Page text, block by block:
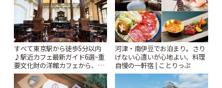
すべて東京駅から徒歩5分以内
♪駅近カフェ最新ガイド6選~重
要文化財の洋館カフェから、改
札すぐのレトロ喫茶まで~ | こと
りっぷ
河津・南伊豆でお泊まり。さり
げない心遣いが心地よい、料理
自慢の一軒宿 | ことりっぷ